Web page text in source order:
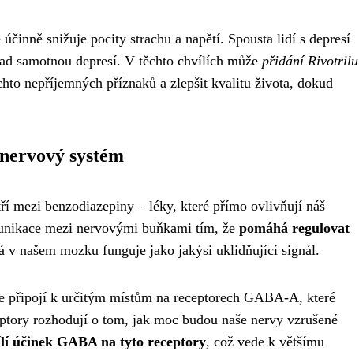
snižuje pocity strachu a napětí. Spousta lidí s depresí
samotnou depresí. V těchto chvílích může přidání Rivotrilu
nepříjemných příznaků a zlepšit kvalitu života, dokud
systém
mezi benzodiazepiny – léky, které přímo ovlivňují náš
mezi nervovými buňkami tím, že pomáhá regulovat
v našem mozku funguje jako jakýsi uklidňující signál.
připojí k určitým místům na receptorech GABA-A, které
rozhodují o tom, jak moc budou naše nervy vzrušené
účinek GABA na tyto receptory, což vede k většímu